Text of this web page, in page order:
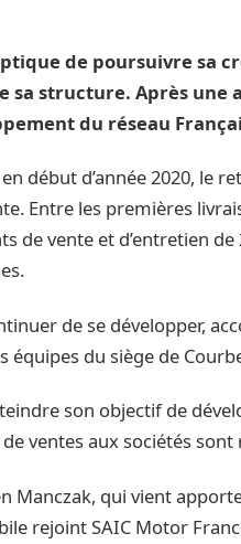
de poursuivre sa
sa structure. Après une
du réseau
début d’année 2020, le
Entre les premières
de vente et d’entretien
de se développer,
équipes du siège de
son objectif de
ventes aux sociétés
Manczak, qui vient
rejoint SAIC Motor